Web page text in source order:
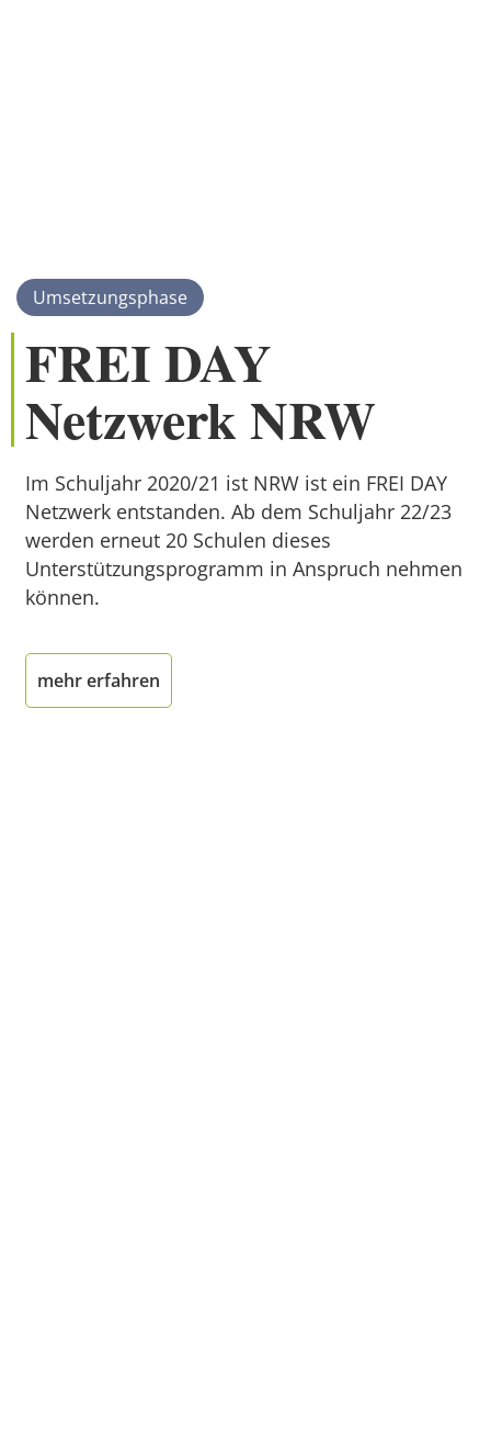
Umsetzungsphase
FREI DAY
Netzwerk NRW
Im Schuljahr 2020/21 ist NRW ist ein FREI DAY
Netzwerk entstanden. Ab dem Schuljahr 22/23
werden erneut 20 Schulen dieses
Unterstützungsprogramm in Anspruch nehmen
können.
mehr erfahren